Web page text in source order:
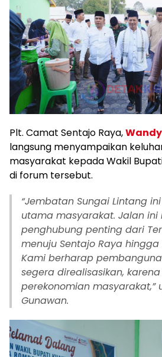
Plt. Camat Sentajo Raya,
langsung menyampaikan
masyarakat kepada Wakil
di forum tersebut.
“Jembatan Sungai Lintang
utama masyarakat. Jalan ini
penghubung penting dari
menuju Sentajo Raya hingga
Kami berharap
segera direalisasikan,
perekonomian masyarakat,”
Gunawan.